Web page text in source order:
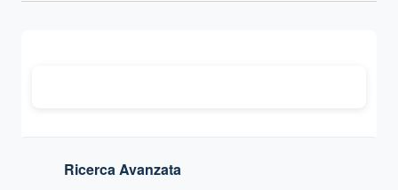
Ricerca Avanzata